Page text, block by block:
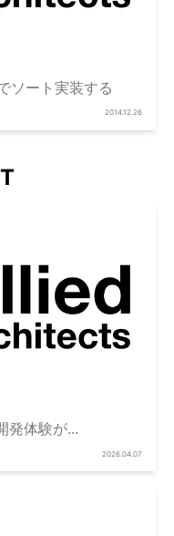
ソート実装する
2014.12.26
発体験が...
2026.04.07